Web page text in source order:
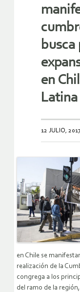
en
Latina
12 JULIO,
en Chile se
realización de la
congrega a los
del ramo de la